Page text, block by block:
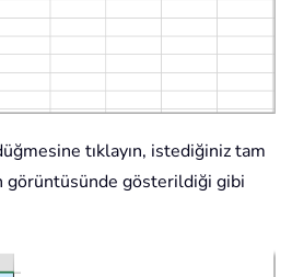
tıklayın, istediğiniz tam
görüntüsünde gösterildiği gibi